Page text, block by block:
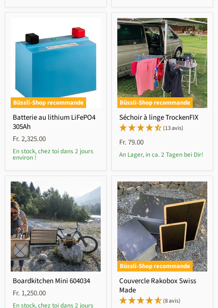
Büssli-Shop recommande
Batterie au lithium LiFePO4
305Ah
Fr. 2,325.00
En stock, chez toi dans 2 jours
environ !
Büssli-Shop recommande
Séchoir à linge TrockenFIX
(13 avis)
Fr. 79.00
An Lager, in ca. 2 Tagen bei Dir!
Boardkitchen Mini 604034
Fr. 1,250.00
En stock, chez toi dans 2 jours
Büssli-Shop recommande
Couvercle Rakobox Swiss
Made
(8 avis)